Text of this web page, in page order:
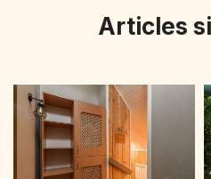
Articles